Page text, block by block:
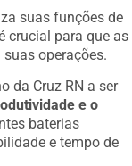
suas funções de
crucial para que as
operações.
da Cruz RN a ser
e o
baterias
e tempo de